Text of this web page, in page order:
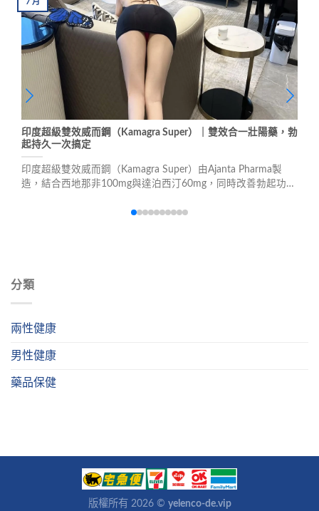
分類
兩性健康
男性健康
藥品保健
印度超級雙效威而鋼（Kamagra Super）｜雙效合一壯陽藥，勃
起持久一次搞定
印度超級雙效威而鋼（Kamagra Super）由Ajanta Pharma製
造，結合西地那非100mg與達泊西汀60mg，同時改善勃起功能
為男性性福感的救星。適合同時有ED與PE困擾的混合型患者使
7月
版權所有 2026 © yelenco-de.vip